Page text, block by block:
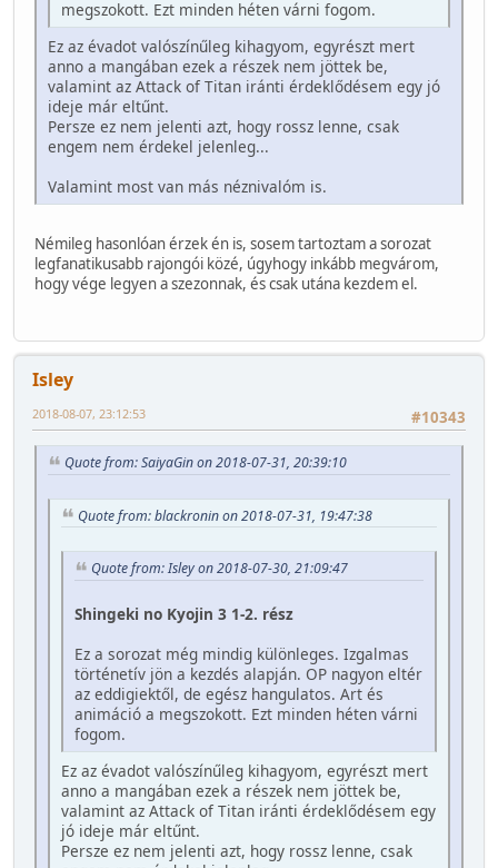
megszokott. Ezt minden héten várni fogom.
Ez az évadot valószínűleg kihagyom, egyrészt mert
anno a mangában ezek a részek nem jöttek be,
valamint az Attack of Titan iránti érdeklődésem egy jó
ideje már eltűnt.
Persze ez nem jelenti azt, hogy rossz lenne, csak
engem nem érdekel jelenleg...
Valamint most van más néznivalóm is.
Némileg hasonlóan érzek én is, sosem tartoztam a sorozat
legfanatikusabb rajongói közé, úgyhogy inkább megvárom,
hogy vége legyen a szezonnak, és csak utána kezdem el.
Isley
#10343
2018-08-07, 23:12:53
Quote from: SaiyaGin on 2018-07-31, 20:39:10
Quote from: blackronin on 2018-07-31, 19:47:38
Quote from: Isley on 2018-07-30, 21:09:47
Shingeki no Kyojin 3 1-2. rész
Ez a sorozat még mindig különleges. Izgalmas
történetív jön a kezdés alapján. OP nagyon eltér
az eddigiektől, de egész hangulatos. Art és
animáció a megszokott. Ezt minden héten várni
fogom.
Ez az évadot valószínűleg kihagyom, egyrészt mert
anno a mangában ezek a részek nem jöttek be,
valamint az Attack of Titan iránti érdeklődésem egy
jó ideje már eltűnt.
Persze ez nem jelenti azt, hogy rossz lenne, csak